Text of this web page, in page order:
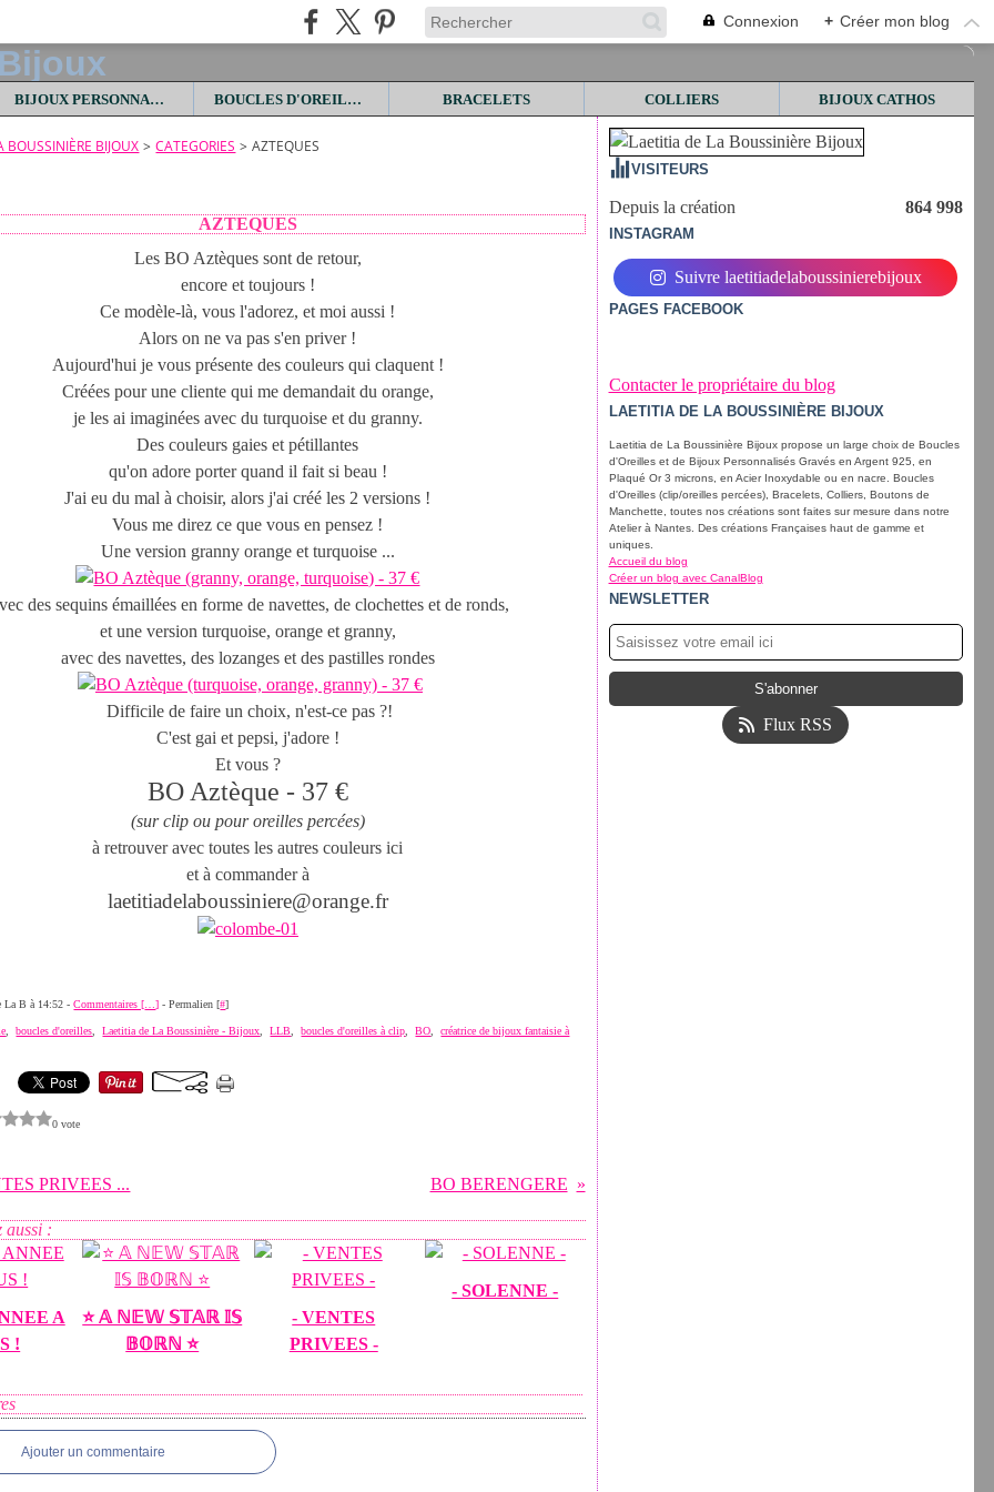
Connexion + Créer mon blog
BIJOUX PERSONNALISES BOUCLES D'OREILLES BRACELETS COLLIERS BIJOUX CATHOS
BOUSSINIÈRE BIJOUX > CATEGORIES > AZTEQUES
AZTEQUES
Les BO Aztèques sont de retour,
encore et toujours !
Ce modèle-là, vous l'adorez, et moi aussi !
Alors on ne va pas s'en priver !
Aujourd'hui je vous présente des couleurs qui claquent !
Créées pour une cliente qui me demandait du orange,
je les ai imaginées avec du turquoise et du granny.
Des couleurs gaies et pétillantes
qu'on adore porter quand il fait si beau !
J'ai eu du mal à choisir, alors j'ai créé les 2 versions !
Vous me direz ce que vous en pensez !
Une version granny orange et turquoise ...
des sequins émaillées en forme de navettes, de clochettes et de ronds,
et une version turquoise, orange et granny,
avec des navettes, des lozanges et des pastilles rondes
Difficile de faire un choix, n'est-ce pas ?!
C'est gai et pepsi, j'adore !
Et vous ?
BO Aztèque - 37 €
(sur clip ou pour oreilles percées)
à retrouver avec toutes les autres couleurs ici
et à commander à
laetitiadelaboussiniere@orange.fr
La B à 14:52 -Commentaires [ …] - Permalien [#]
,boucles d'oreilles ,Laetitia de La Boussinière - Bijoux ,LLB ,boucles d'oreilles à clip ,BO ,créatrice de bijoux fantaisie à
0 vote
PRIVEES ... BO BERENGERE
aussi :
A
!
⭐️ 𝔸 ℕ𝔼𝕎 𝕊𝕋𝔸ℝ 𝕀𝕊
𝔹𝕆ℝℕ ⭐️
- VENTES
PRIVEES -
- SOLENNE -
Ajouter un commentaire
VISITEURS
Depuis la création 864 998
INSTAGRAM
Suivre laetitiadelaboussinierebijoux
PAGES FACEBOOK
Contacter le propriétaire du blog
LAETITIA DE LA BOUSSINIÈRE BIJOUX
Laetitia de La Boussinière Bijoux propose un large choix de Boucles
d'Oreilles et de Bijoux Personnalisés Gravés en Argent 925, en
Plaqué Or 3 microns, en Acier Inoxydable ou en nacre. Boucles
d'Oreilles (clip/oreilles percées), Bracelets, Colliers, Boutons de
Manchette, toutes nos créations sont faites sur mesure dans notre
Atelier à Nantes. Des créations Françaises haut de gamme et
uniques.
Accueil du blog
Créer un blog avec CanalBlog
NEWSLETTER
Flux RSS